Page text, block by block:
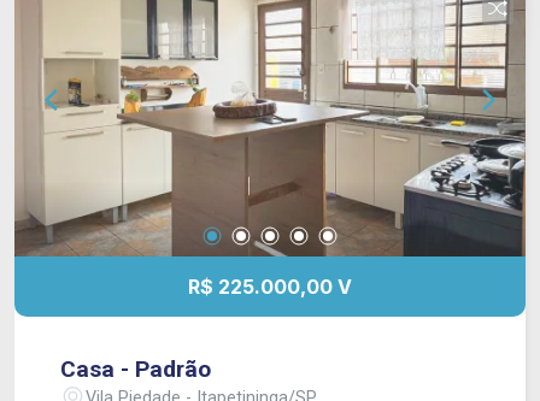
R$ 225.000,00 V
Casa - Padrão